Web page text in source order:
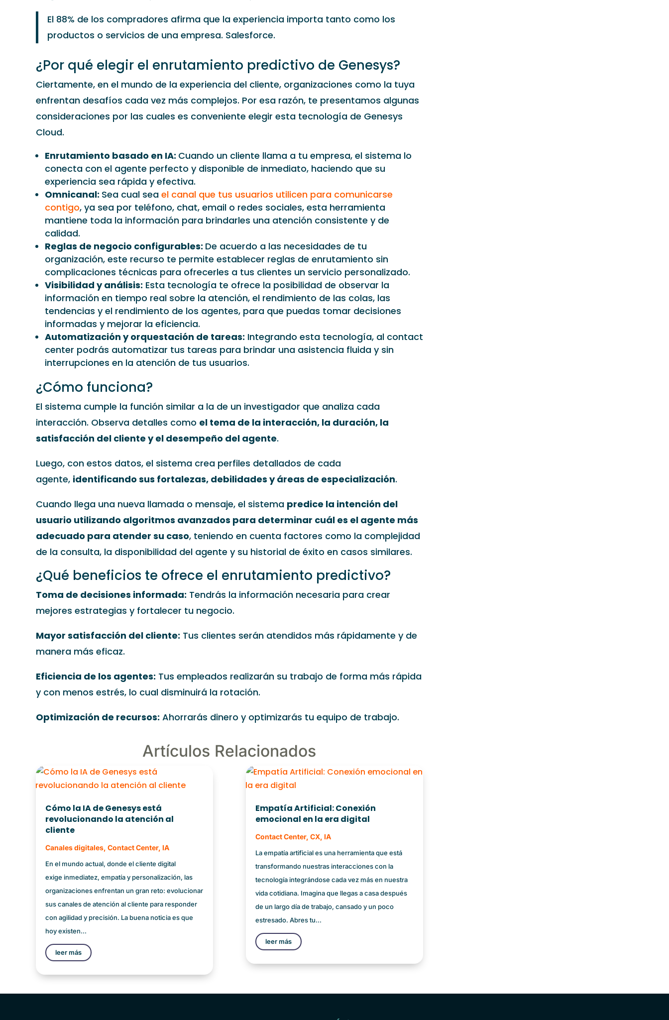
El 88% de los compradores afirma que la experiencia importa tanto como los
productos o servicios de una empresa. Salesforce.
¿Por qué elegir el enrutamiento predictivo de Genesys?
Ciertamente, en el mundo de la experiencia del cliente, organizaciones como la tuya
enfrentan desafíos cada vez más complejos. Por esa razón, te presentamos algunas
consideraciones por las cuales es conveniente elegir esta tecnología de Genesys
Cloud.
Enrutamiento basado en IA: Cuando un cliente llama a tu empresa, el sistema lo
conecta con el agente perfecto y disponible de inmediato, haciendo que su
experiencia sea rápida y efectiva.
Omnicanal: Sea cual sea el canal que tus usuarios utilicen para comunicarse
contigo, ya sea por teléfono, chat, email o redes sociales, esta herramienta
mantiene toda la información para brindarles una atención consistente y de
calidad.
Reglas de negocio configurables: De acuerdo a las necesidades de tu
organización, este recurso te permite establecer reglas de enrutamiento sin
complicaciones técnicas para ofrecerles a tus clientes un servicio personalizado.
Visibilidad y análisis: Esta tecnología te ofrece la posibilidad de observar la
información en tiempo real sobre la atención, el rendimiento de las colas, las
tendencias y el rendimiento de los agentes, para que puedas tomar decisiones
informadas y mejorar la eficiencia.
Automatización y orquestación de tareas: Integrando esta tecnología, al contact
center podrás automatizar tus tareas para brindar una asistencia fluida y sin
interrupciones en la atención de tus usuarios.
¿Cómo funciona?
El sistema cumple la función similar a la de un investigador que analiza cada
interacción. Observa detalles como el tema de la interacción, la duración, la
satisfacción del cliente y el desempeño del agente.
Luego, con estos datos, el sistema crea perfiles detallados de cada
agente, identificando sus fortalezas, debilidades y áreas de especialización.
Cuando llega una nueva llamada o mensaje, el sistema predice la intención del
usuario utilizando algoritmos avanzados para determinar cuál es el agente más
adecuado para atender su caso, teniendo en cuenta factores como la complejidad
de la consulta, la disponibilidad del agente y su historial de éxito en casos similares.
¿Qué beneficios te ofrece el enrutamiento predictivo?
Toma de decisiones informada: Tendrás la información necesaria para crear
mejores estrategias y fortalecer tu negocio.
Mayor satisfacción del cliente: Tus clientes serán atendidos más rápidamente y de
manera más eficaz.
Eficiencia de los agentes: Tus empleados realizarán su trabajo de forma más rápida
y con menos estrés, lo cual disminuirá la rotación.
Optimización de recursos: Ahorrarás dinero y optimizarás tu equipo de trabajo.
Artículos Relacionados
Cómo la IA de Genesys está
revolucionando la atención al
cliente
Canales digitales, Contact Center, IA
En el mundo actual, donde el cliente digital
exige inmediatez, empatía y personalización, las
organizaciones enfrentan un gran reto: evolucionar
sus canales de atención al cliente para responder
con agilidad y precisión. La buena noticia es que
hoy existen...
leer más
Empatía Artificial: Conexión
emocional en la era digital
Contact Center, CX, IA
La empatía artificial es una herramienta que está
transformando nuestras interacciones con la
tecnología integrándose cada vez más en nuestra
vida cotidiana. Imagina que llegas a casa después
de un largo día de trabajo, cansado y un poco
estresado. Abres tu...
leer más